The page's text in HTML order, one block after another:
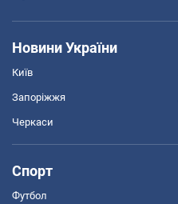
Новини України
Київ
Запоріжжя
Черкаси
Спорт
Футбол